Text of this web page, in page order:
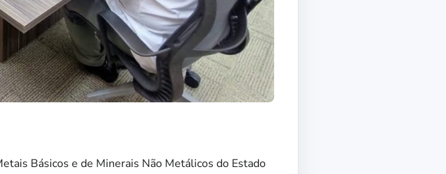
Básicos e de Minerais Não Metálicos do Estado